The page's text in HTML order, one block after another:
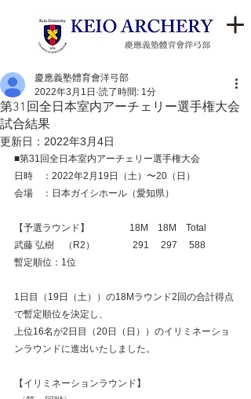
第31回全日本室内アーチェリー選手権大会
試合結果
慶應義塾體育會洋弓部
2022年3月1日 読了時間: 1分
更新日： 2022年3月4日
■第31回全日本室内アーチェリー選手権大会
日時　：2022年2月19日（土）〜20（日）
会場　：日本ガイシホール（愛知県）
【予選ラウンド】　　　　 18M    18M    Total
武藤 弘樹　（R2）　　　　291     297     588
暫定順位：1位
1日目（19日（土））の18Mラウンド2回の合計得点
で暫定順位を決定し、
上位16名が2日目（20日（日））のイリミネーショ
ンラウンドに進出いたしました。
【イリミネーションラウンド】